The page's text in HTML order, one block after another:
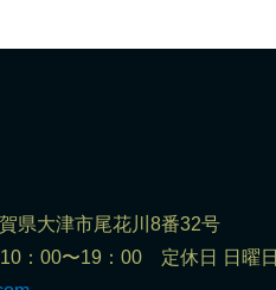
県大津市尾花川8番32号
00〜19：00 定休日 日曜日